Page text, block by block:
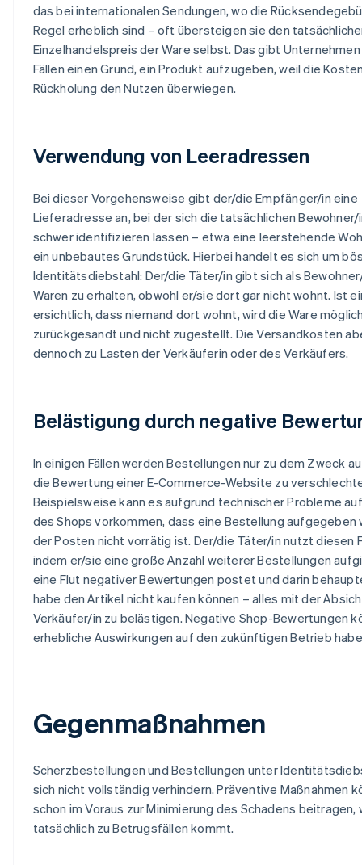
das bei internationalen Sendungen, wo die
Regel erheblich sind – oft übersteigen sie den
Einzelhandelspreis der Ware selbst. Das gibt
Fällen einen Grund, ein Produkt aufzugeben, weil die
Rückholung den Nutzen überwiegen.
Verwendung von Leeradressen
Bei dieser Vorgehensweise gibt der/die Empfänger/in eine
Lieferadresse an, bei der sich die tatsächlichen Bewohner/
schwer identifizieren lassen – etwa eine leerstehende
ein unbebautes Grundstück. Hierbei handelt es sich um
Identitätsdiebstahl: Der/die Täter/in gibt sich als
Waren zu erhalten, obwohl er/sie dort gar nicht wohnt. Ist
ersichtlich, dass niemand dort wohnt, wird die Ware
zurückgesandt und nicht zugestellt. Die Versandkosten
dennoch zu Lasten der Verkäuferin oder des Verkäufers.
Belästigung durch negative
In einigen Fällen werden Bestellungen nur zu dem Zweck
die Bewertung einer E-Commerce-Website zu
Beispielsweise kann es aufgrund technischer Probleme
des Shops vorkommen, dass eine Bestellung aufgegeben
der Posten nicht vorrätig ist. Der/die Täter/in nutzt diesen
indem er/sie eine große Anzahl weiterer Bestellungen
eine Flut negativer Bewertungen postet und darin
habe den Artikel nicht kaufen können – alles mit der
Verkäufer/in zu belästigen. Negative Shop-Bewertungen
erhebliche Auswirkungen auf den zukünftigen Betrieb
Gegenmaßnahmen
Scherzbestellungen und Bestellungen unter
sich nicht vollständig verhindern. Präventive Maßnahmen
schon im Voraus zur Minimierung des Schadens beitragen,
tatsächlich zu Betrugsfällen kommt.